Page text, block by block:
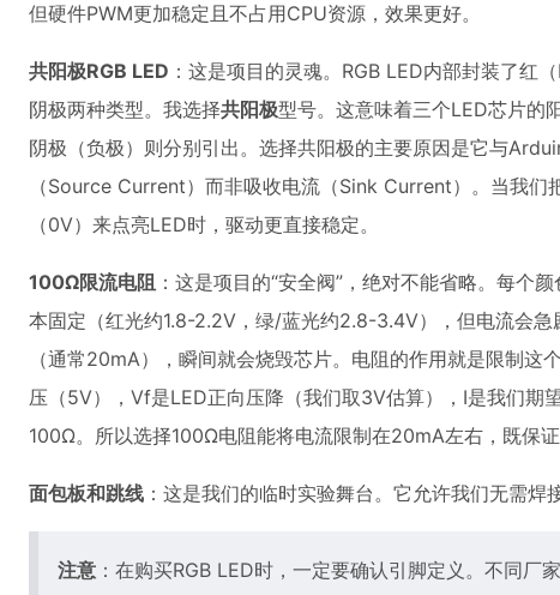
但硬件PWM更加稳定且不占用CPU资源，效果更好。
共阳极RGB LED ：这是项目的灵魂。RGB LED内部封装了红
阴极两种类型。我选择共阳极型号。这意味着三个LED芯片的
阴极（负极）则分别引出。选择共阳极的主要原因是它与
（Source Current）而非吸收电流（Sink Current）。当我
（0V）来点亮LED时，驱动更直接稳定。
100Ω限流电阻 ：这是项目的“安全阀”，绝对不能省略。每个
本固定（红光约1.8-2.2V，绿/蓝光约2.8-3.4V），但电流会
（通常20mA），瞬间就会烧毁芯片。电阻的作用就是限制
压（5V），Vf是LED正向压降（我们取3V估算），I是我们
100Ω。所以选择100Ω电阻能将电流限制在20mA左右，既保证
面包板和跳线 ：这是我们的临时实验舞台。它允许我们无需焊
注意 ：在购买RGB LED时，一定要确认引脚定义。不同